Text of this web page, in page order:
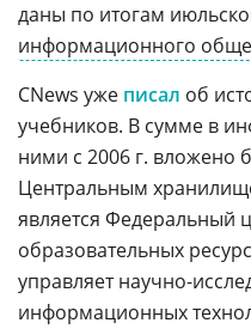
даны по итогам
информационного
CNews уже писал об
учебников. В сумме в
ними с 2006 г. вложено
Центральным
является Федеральный
образовательных
управляет научно-
информационных